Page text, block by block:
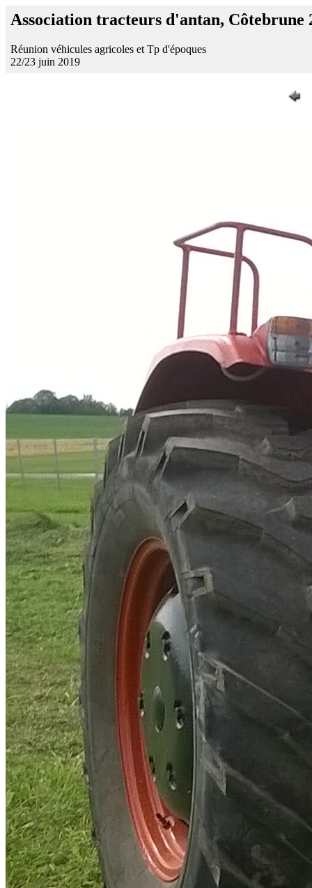
Association tracteurs d'antan, Côtebrune
Réunion véhicules agricoles et Tp d'époques
22/23 juin 2019